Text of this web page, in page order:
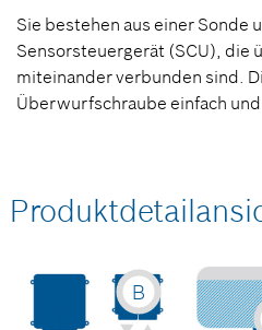
Sie bestehen aus einer Sonde
Sensorsteuergerät (SCU), die
miteinander verbunden sind.
Überwurfschraube einfach
B